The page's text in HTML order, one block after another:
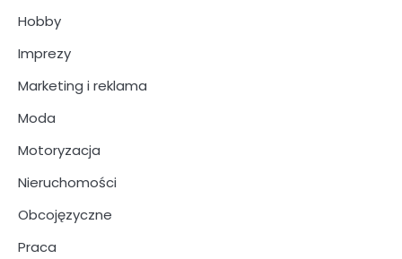
Hobby
Imprezy
Marketing i reklama
Moda
Motoryzacja
Nieruchomości
Obcojęzyczne
Praca